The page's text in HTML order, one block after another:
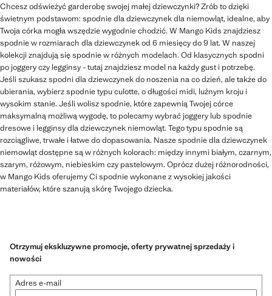
Chcesz odświeżyć garderobę swojej małej dziewczynki? Zrób to dzięki
świetnym podstawom: spodnie dla dziewczynek dla niemowląt, idealne, aby
Twoja córka mogła wszędzie wygodnie chodzić. W Mango Kids znajdziesz
spodnie w rozmiarach dla dziewczynek od 6 miesięcy do 9 lat. W naszej
kolekcji znajdują się spodnie w różnych modelach. Od klasycznych spodni
po joggery czy legginsy - tutaj znajdziesz model na każdy gust i potrzebę.
Jeśli szukasz spodni dla dziewczynek do noszenia na co dzień, ale także do
ubierania, wybierz spodnie typu culotte, o długości midi, luźnym kroju i
wysokim stanie. Jeśli wolisz spodnie, które zapewnią Twojej córce
maksymalną możliwą wygodę, to polecamy wybrać joggery lub spodnie
dresowe i legginsy dla dziewczynek niemowląt. Tego typu spodnie są
rozciągliwe, trwałe i łatwe do dopasowania. Nasze spodnie dla dziewczynek
niemowląt dostępne są w różnych kolorach: między innymi białym, czarnym,
szarym, różowym, niebieskim czy pastelowym. Oprócz dużej różnorodności,
w Mango Kids oferujemy Ci spodnie wykonane z wysokiej jakości
materiałów, które szanują skórę Twojego dziecka.
Otrzymuj ekskluzywne promocje, oferty prywatnej sprzedaży i
nowości
Adres e-mail